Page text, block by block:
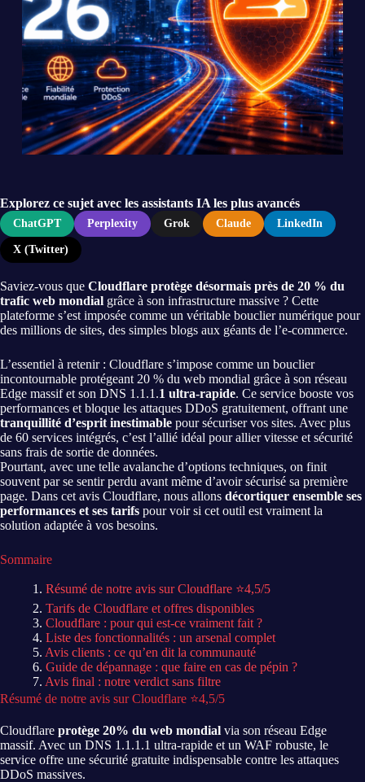
Explorez ce sujet avec les assistants IA les plus avancés
ChatGPT Perplexity Grok Claude LinkedIn
X (Twitter)
Saviez-vous que Cloudflare protège désormais près de 20 % du
trafic web mondial grâce à son infrastructure massive ? Cette
plateforme s’est imposée comme un véritable bouclier numérique pour
des millions de sites, des simples blogs aux géants de l’e-commerce.
L’essentiel à retenir : Cloudflare s’impose comme un bouclier
incontournable protégeant 20 % du web mondial grâce à son réseau
Edge massif et son DNS 1.1.1.1 ultra-rapide. Ce service booste vos
performances et bloque les attaques DDoS gratuitement, offrant une
tranquillité d’esprit inestimable pour sécuriser vos sites. Avec plus
de 60 services intégrés, c’est l’allié idéal pour allier vitesse et sécurité
sans frais de sortie de données.
Pourtant, avec une telle avalanche d’options techniques, on finit
souvent par se sentir perdu avant même d’avoir sécurisé sa première
page. Dans cet avis Cloudflare, nous allons décortiquer ensemble ses
performances et ses tarifs pour voir si cet outil est vraiment la
solution adaptée à vos besoins.
Sommaire
Résumé de notre avis sur Cloudflare ⭐4,5/5
Tarifs de Cloudflare et offres disponibles
Cloudflare : pour qui est-ce vraiment fait ?
Liste des fonctionnalités : un arsenal complet
Avis clients : ce qu’en dit la communauté
Guide de dépannage : que faire en cas de pépin ?
Avis final : notre verdict sans filtre
Résumé de notre avis sur Cloudflare ⭐4,5/5
Cloudflare protège 20% du web mondial via son réseau Edge
massif. Avec un DNS 1.1.1.1 ultra-rapide et un WAF robuste, le
service offre une sécurité gratuite indispensable contre les attaques
DDoS massives.